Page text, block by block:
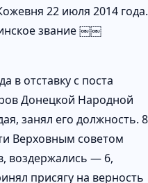
22 июля 2014 года.
звание ￼￼
в отставку с поста
Донецкой Народной
занял его должность. 8
Верховным советом
воздержались — 6,
присягу на верность